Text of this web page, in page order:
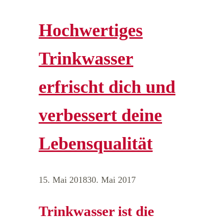
Hochwertiges
Trinkwasser
erfrischt dich und
verbessert deine
Lebensqualität
15. Mai 201830. Mai 2017
Trinkwasser ist die